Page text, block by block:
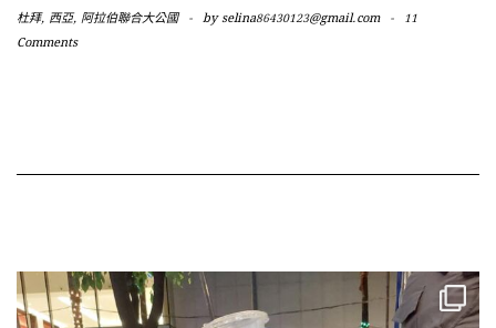
杜拜, 西亞, 阿拉伯聯合大公國 - byselina86430123@gmail.com -
11
Comments